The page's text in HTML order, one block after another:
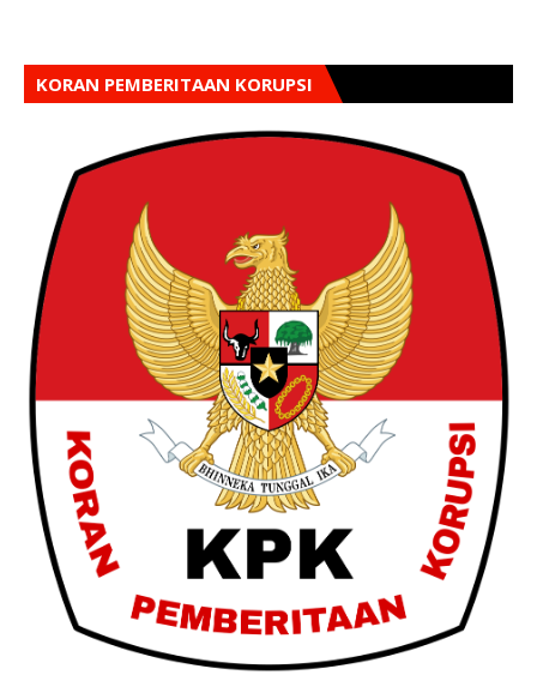
KORAN PEMBERITAAN KORUPSI